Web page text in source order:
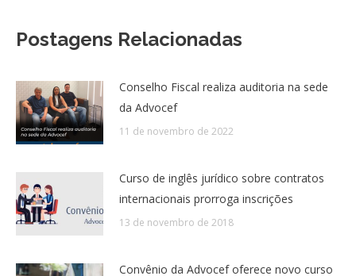
Postagens Relacionadas
Conselho Fiscal realiza auditoria na sede
da Advocef
11 de novembro de 2022
Curso de inglês jurídico sobre contratos
internacionais prorroga inscrições
13 de novembro de 2018
Convênio da Advocef oferece novo curso